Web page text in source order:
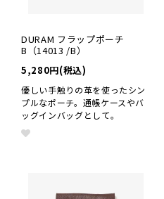
DURAM フラップポーチ
B（14013 /B）
5,280円(税込)
優しい手触りの革を使ったシン
プルなポーチ。通帳ケースやバ
ッグインバッグとして。